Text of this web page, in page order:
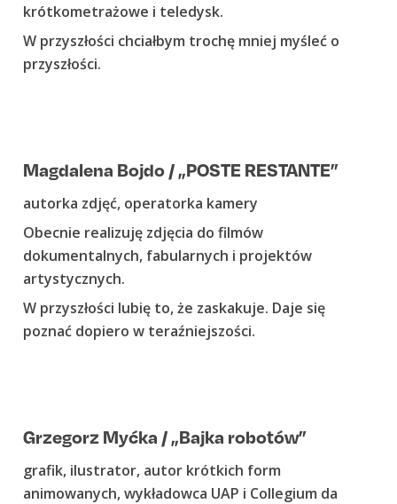
krótkometrażowe i teledysk.
W przyszłości chciałbym trochę mniej myśleć o
przyszłości.
Magdalena Bojdo / „POSTE RESTANTE”
autorka zdjęć, operatorka kamery
Obecnie realizuję zdjęcia do filmów
dokumentalnych, fabularnych i projektów
artystycznych.
W przyszłości lubię to, że zaskakuje. Daje się
poznać dopiero w teraźniejszości.
Grzegorz Myćka / „Bajka robotów”
grafik, ilustrator, autor krótkich form
animowanych, wykładowca UAP i Collegium da